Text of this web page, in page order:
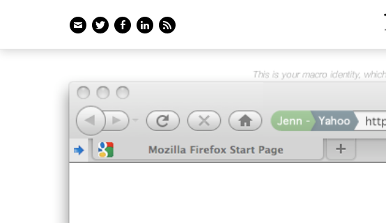
EmailTwitterFacebook
LinkedIn
Feed